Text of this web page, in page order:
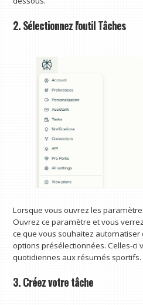
2. Sélectionnez l'outil Tâches
Lorsque vous ouvrez les
Ouvrez ce paramètre et vous
ce que vous souhaitez
options présélectionnées. Celles-ci
quotidiennes aux résumés sportifs.
3. Créez votre tâche